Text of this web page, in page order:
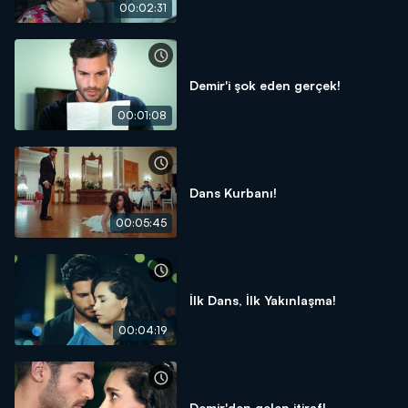
00:02:31
00:01:08
Demir'i şok eden gerçek!
00:05:45
Dans Kurbanı!
00:04:19
İlk Dans, İlk Yakınlaşma!